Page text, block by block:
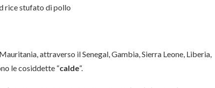
attraverso il Senegal, Gambia, Sierra Leone, Liberia,
le cosiddette “calde“.